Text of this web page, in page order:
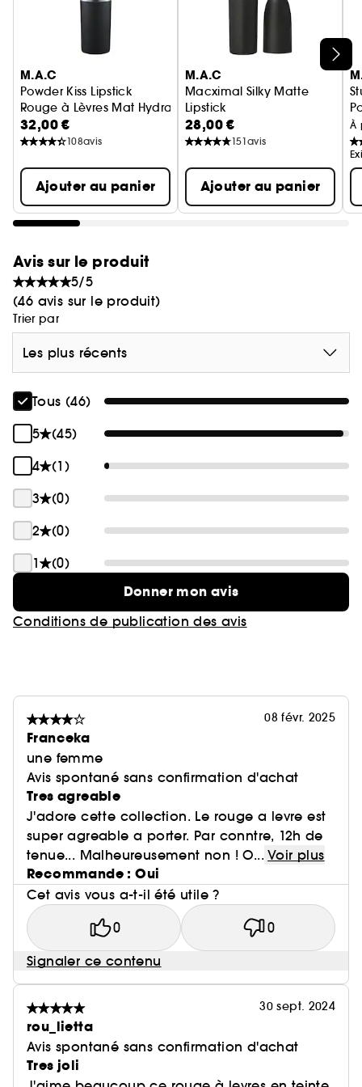
Ne s'écaille pas, 12 heures
Résistant à la décoloration, 12 heures
Ignorer le carrousel produits
M.A.C
Powder Kiss Lipstick
Rouge à Lèvres Mat Hydratant
32,00 €
108avis
Ajouter au panier
M.A.C
Macximal Silky Matte
Lipstick
Rouge à Lèvres Mat
28,00 €
151avis
Ajouter au panier
À
Avis sur le produit
5/5
(46 avis sur le produit)
Trier par
Les plus récents
Tous (46)
5
(45)
4
(1)
3
(0)
2
(0)
1
(0)
Donner mon avis
Conditions de publication des avis
08 févr. 2025
Franceka
une femme
Avis spontané sans confirmation d'achat
Tres agreable
J'adore cette collection. Le rouge a levre est
super agreable a porter. Par conntre, 12h de
tenue... Malheureusement non ! O... Voir plus
Recommande : Oui
Cet avis vous a-t-il été utile ?
0 0
Signaler ce contenu
30 sept. 2024
rou_lietta
Avis spontané sans confirmation d'achat
Tres joli